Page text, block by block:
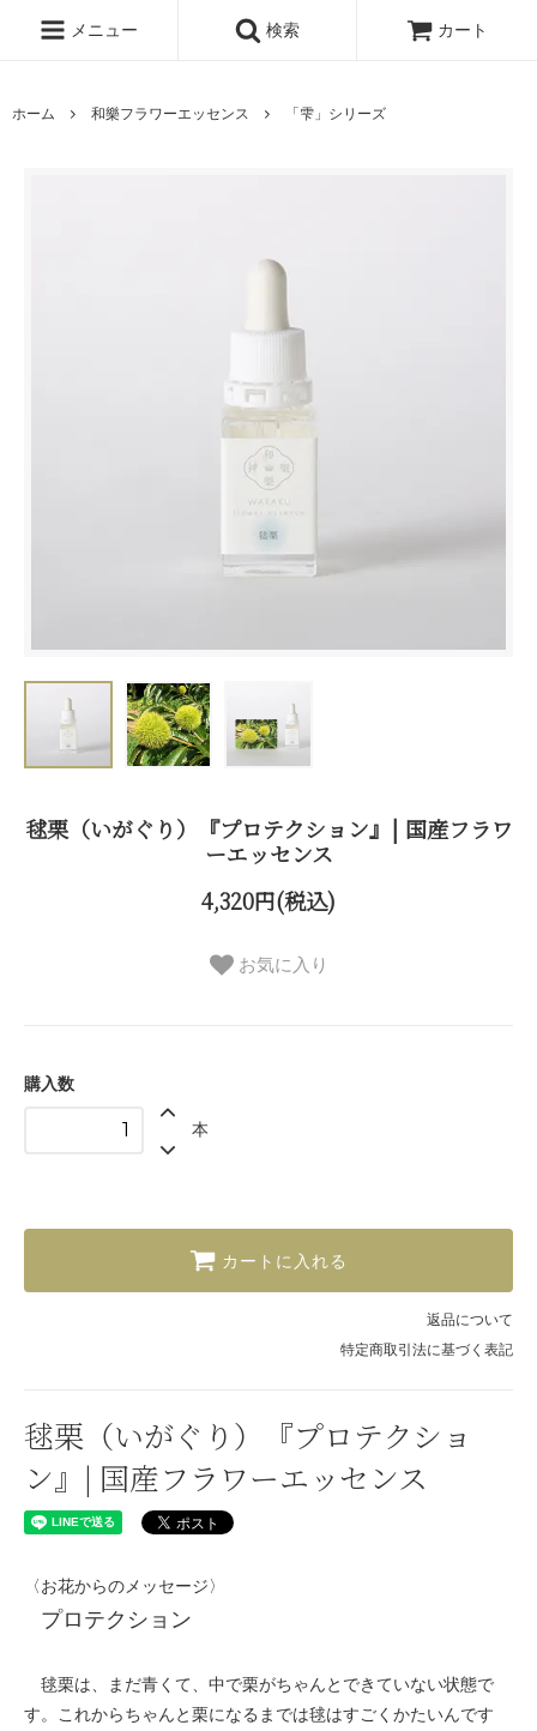
メニュー 検索 カート
ホーム 和樂フラワーエッセンス 「雫」シリーズ
毬栗（いがぐり）『プロテクション』| 国産フラワ
ーエッセンス
4,320円(税込)
お気に入り
購入数
本
カートに入れる
返品について
特定商取引法に基づく表記
毬栗（いがぐり）『プロテクショ
ン』| 国産フラワーエッセンス
〈お花からのメッセージ〉
プロテクション
毬栗は、まだ青くて、中で栗がちゃんとできていない状態で
す。これからちゃんと栗になるまでは毬はすごくかたいんです